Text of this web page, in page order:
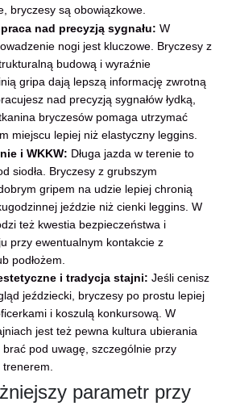
bryczesy są obowiązkowe.
nad precyzją sygnału: W
nogi jest kluczowe. Bryczesy z
budową i wyraźnie
gripa dają lepszą informację zwrotną
nad precyzją sygnałów łydką,
bryczesów pomaga utrzymać
miejscu lepiej niż elastyczny leggins.
i WKKW: Długa jazda w terenie to
siodła. Bryczesy z grubszym
gripem na udzie lepiej chronią
jeździe niż cienki leggins. W
też kwestia bezpieczeństwa i
przy ewentualnym kontakcie z
podłożem.
i tradycja stajni: Jeśli cenisz
jeździecki, bryczesy po prostu lepiej
i koszulą konkursową. W
jest też pewna kultura ubierania
pod uwagę, szczególnie przy
trenerem.
parametr przy